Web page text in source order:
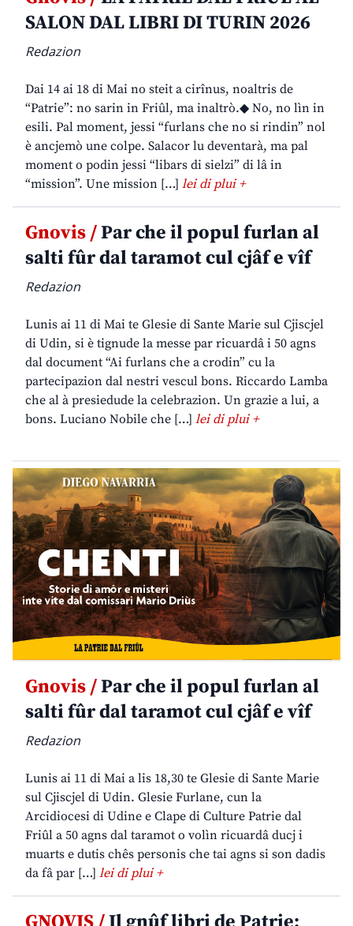
SALON DAL LIBRI DI TURIN 2026
Redazion
Dai 14 ai 18 di Mai no steit a cirînus, noaltris de
“Patrie”: no sarin in Friûl, ma inaltrò.◆ No, no lìn in
esili. Pal moment, jessi “furlans che no si rindin” nol
è ancjemò une colpe. Salacor lu deventarà, ma pal
moment o podin jessi “libars di sielzi” di lâ in
“mission”. Une mission […] lei di plui +
Gnovis /Par che il popul furlan al
salti fûr dal taramot cul cjâf e vîf
Redazion
Lunis ai 11 di Mai te Glesie di Sante Marie sul Cjiscjel
di Udin, si è tignude la messe par ricuardâ i 50 agns
dal document “Ai furlans che a crodin” cu la
partecipazion dal nestri vescul bons. Riccardo Lamba
che al à presiedude la celebrazion. Un grazie a lui, a
bons. Luciano Nobile che […] lei di plui +
Gnovis /Par che il popul furlan al
salti fûr dal taramot cul cjâf e vîf
Redazion
Lunis ai 11 di Mai a lis 18,30 te Glesie di Sante Marie
sul Cjiscjel di Udin. Glesie Furlane, cun la
Arcidiocesi di Udine e Clape di Culture Patrie dal
Friûl a 50 agns dal taramot o volìn ricuardâ ducj i
muarts e dutis chês personis che tai agns si son dadis
da fâ par […] lei di plui +